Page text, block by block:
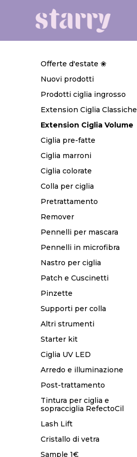
Offerte d'estate ❀
Nuovi prodotti
Prodotti ciglia ingrosso
Extension Ciglia Classiche
Extension Ciglia Volume
Ciglia pre-fatte
Ciglia marroni
Ciglia colorate
Colla per ciglia
Pretrattamento
Remover
Pennelli per mascara
Pennelli in microfibra
Nastro per ciglia
Patch e Cuscinetti
Pinzette
Supporti per colla
Altri strumenti
Starter kit
Ciglia UV LED
Arredo e illuminazione
Post-trattamento
Tintura per ciglia e
sopracciglia RefectoCil
Lash Lift
Cristallo di vetra
Sample 1€